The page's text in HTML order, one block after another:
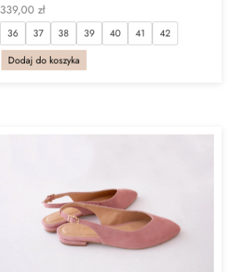
339,00zł
36 37 38 39 40 41
42
Dodaj do koszyka